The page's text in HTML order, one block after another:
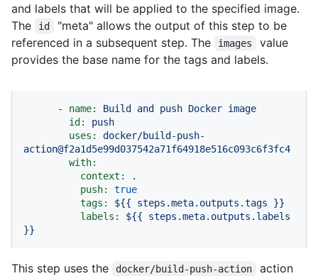
and labels that will be applied to the specified image.
The
id
"meta" allows the output of this step to be
referenced in a subsequent step. The
images
value
provides the base name for the tags and labels.
- name: Build and push Docker image
id:
push
uses:
docker/build-push-
action@f2a1d5e99d037542a71f64918e516c093c6f3fc4
with:
context:
.
push:
true
tags:
${{ steps.meta.outputs.tags
}}
labels:
${{
steps.meta.outputs.labels
}}
This step uses the docker/build-push-action
action